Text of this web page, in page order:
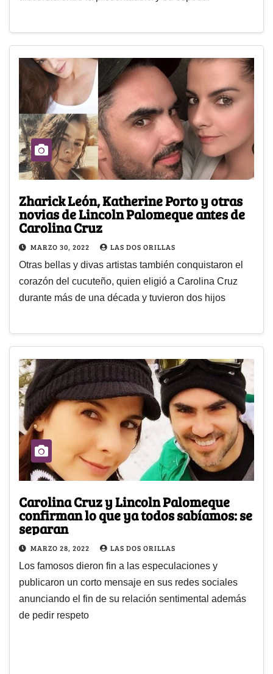
Zharick León, Katherine Porto y otras
novias de Lincoln Palomeque antes de
Carolina Cruz
MARZO 30, 2022 LAS DOS ORILLAS
Otras bellas y divas artistas también conquistaron el
corazón del cucuteño, quien eligió a Carolina Cruz
durante más de una década y tuvieron dos hijos
Carolina Cruz y Lincoln Palomeque
confirman lo que ya todos sabíamos: se
separan
MARZO 28, 2022 LAS DOS ORILLAS
Los famosos dieron fin a las especulaciones y
publicaron un corto mensaje en sus redes sociales
anunciando el fin de su relación sentimental además
de pedir respeto